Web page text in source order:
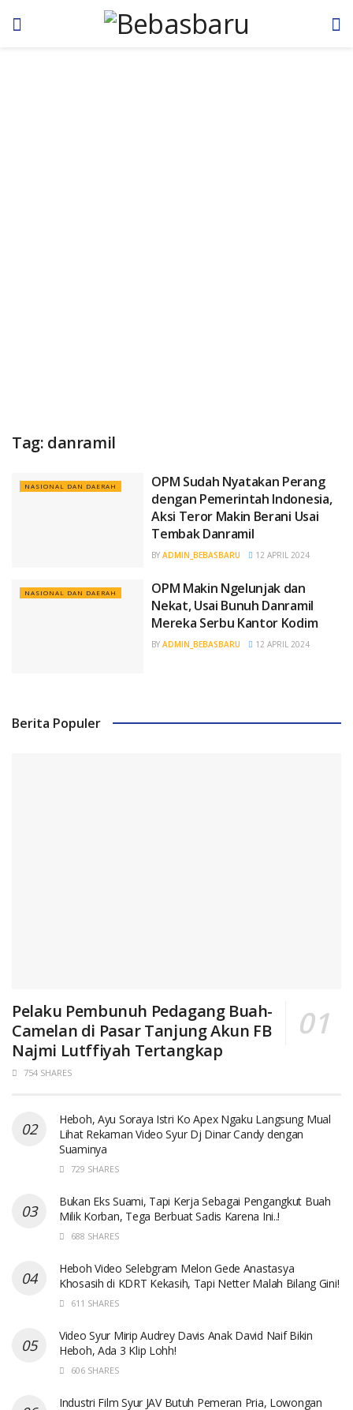
Tag: danramil
NASIONAL DAN DAERAH
OPM Sudah Nyatakan Perang
dengan Pemerintah Indonesia,
Aksi Teror Makin Berani Usai
Tembak Danramil
BY ADMIN_BEBASBARU 12 APRIL 2024
NASIONAL DAN DAERAH
OPM Makin Ngelunjak dan
Nekat, Usai Bunuh Danramil
Mereka Serbu Kantor Kodim
BY ADMIN_BEBASBARU 12 APRIL 2024
Berita Populer
Pelaku Pembunuh Pedagang Buah-
Camelan di Pasar Tanjung Akun FB
Najmi Lutffiyah Tertangkap
754 SHARES
Heboh, Ayu Soraya Istri Ko Apex Ngaku Langsung Mual
Lihat Rekaman Video Syur Dj Dinar Candy dengan
Suaminya
729 SHARES
Bukan Eks Suami, Tapi Kerja Sebagai Pengangkut Buah
Milik Korban, Tega Berbuat Sadis Karena Ini..!
688 SHARES
Heboh Video Selebgram Melon Gede Anastasya
Khosasih di KDRT Kekasih, Tapi Netter Malah Bilang Gini!
611 SHARES
Video Syur Mirip Audrey Davis Anak David Naif Bikin
Heboh, Ada 3 Klip Lohh!
606 SHARES
Industri Film Syur JAV Butuh Pemeran Pria, Lowongan